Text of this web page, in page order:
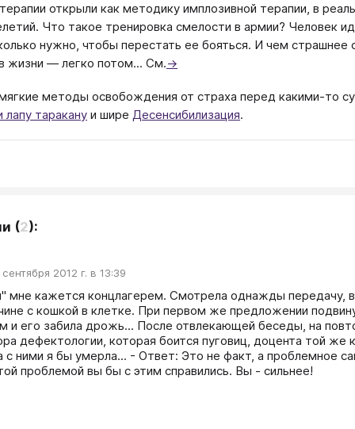
открыли как методику имплозивной терапии, в
Что такое тренировка смелости в армии? Человек
нужно, чтобы перестать ее бояться. И чем
жизни — легко потом... См.→
методы освобождения от страха перед какими-то
таракану и шире Десенсибилизация.
(2):
сентября 2012 г. в 13:39
мне кажется концлагерем. Смотрела однажды передачу,
с кошкой в клетке. При первом же предложении
и его забила дрожь... После отвлекающей беседы, на
дефектологии, которая боится пуговиц, доцента той
с ними я бы умерла... - Ответ: Это не факт, а проблемное
проблемой вы бы с этим справились. Вы - сильнее!